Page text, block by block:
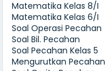
Matematika Kelas 8/I
Matematika Kelas 6/I
Soal Operasi Pecahan
Soal Bil. Pecahan
Soal Pecahan Kelas 5
Mengurutkan Pecahan